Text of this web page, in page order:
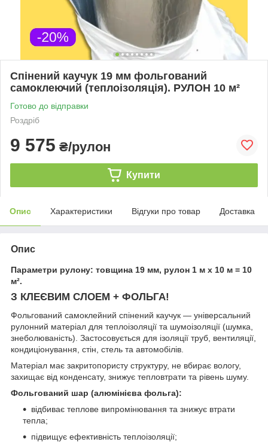
Спінений каучук 19 мм фольгований
самоклеючий (теплоізоляція). РУЛОН 10 м²
Готово до відправки
Роздріб
9 575 ₴/рулон
Купити
Опис Характеристики Відгуки про товар Доставка
Опис
Параметри рулону: товщина 19 мм, рулон 1 м х 10 м = 10
м².
З КЛЕЄВИМ СЛОЕМ + ФОЛЬГА!
Фольгований самоклейний спінений каучук — універсальний
рулонний матеріал для теплоізоляції та шумоізоляції (шумка,
знеболюваність). Застосовується для ізоляції труб, вентиляції,
кондиціонування, стін, стель та автомобілів.
Матеріал має закритопористу структуру, не вбирає вологу,
захищає від конденсату, знижує тепловтрати та рівень шуму.
Фольгований шар (алюмінієва фольга):
відбиває теплове випромінювання та знижує втрати
тепла;
підвищує ефективність теплоізоляції;